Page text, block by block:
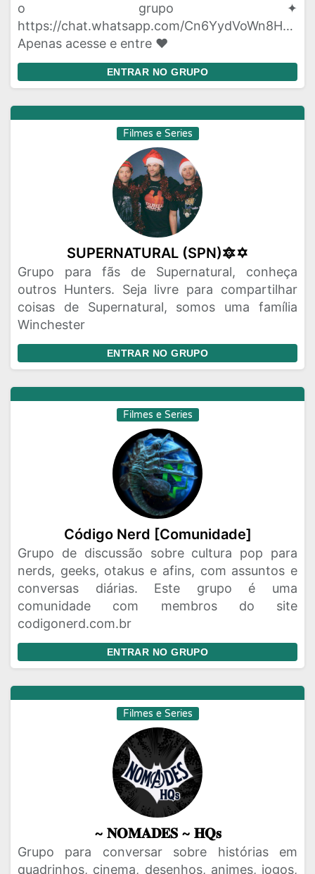
o grupo ✦
https://chat.whatsapp.com/
Apenas acesse e entre ❤
ENTRAR NO GRUPO
Filmes e Series
SUPERNATURAL (SPN)🔯✡️
Grupo para fãs de Supernatural, conheça
outros Hunters. Seja livre para compartilhar
coisas de Supernatural, somos uma família
Winchester
ENTRAR NO GRUPO
Filmes e Series
Código Nerd [Comunidade]
Grupo de discussão sobre cultura pop para
nerds, geeks, otakus e afins, com assuntos e
conversas diárias. Este grupo é uma
comunidade com membros do site
codigonerd.com.br
ENTRAR NO GRUPO
Filmes e Series
~ 𝐍𝐎𝐌𝐀𝐃𝐄𝐒 ~ 𝐇𝐐𝐬
Grupo para conversar sobre histórias em
quadrinhos, cinema, desenhos, animes, jogos,